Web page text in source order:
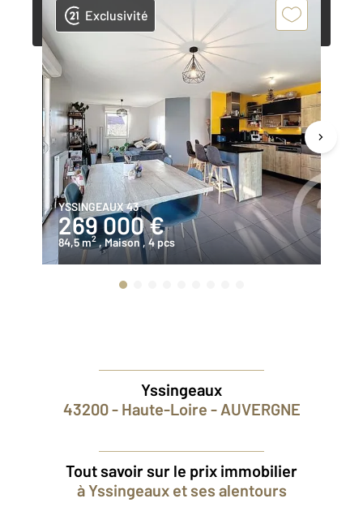
Demander une estimation
Exclusivité
YSSINGEAUX 43
269 000 €
84,5 m2 , Maison , 4 pcs
Yssingeaux
43200 - Haute-Loire - AUVERGNE
Tout savoir sur le prix immobilier
à Yssingeaux et ses alentours